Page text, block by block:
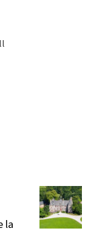
la